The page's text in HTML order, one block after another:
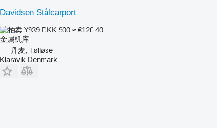
Davidsen Stålcarport
¥939 DKK 900 ≈ €120.40
金属机库
丹麦, Tølløse
Klaravik Denmark